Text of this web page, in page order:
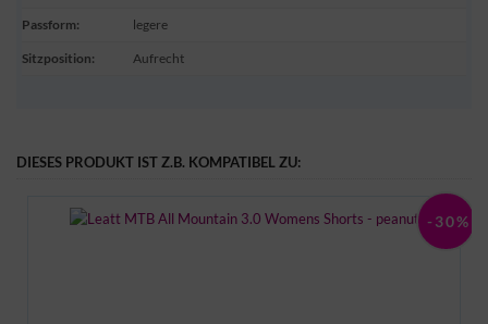
Passform: legere
Sitzposition: Aufrecht
DIESES PRODUKT IST Z.B. KOMPATIBEL ZU:
-30%